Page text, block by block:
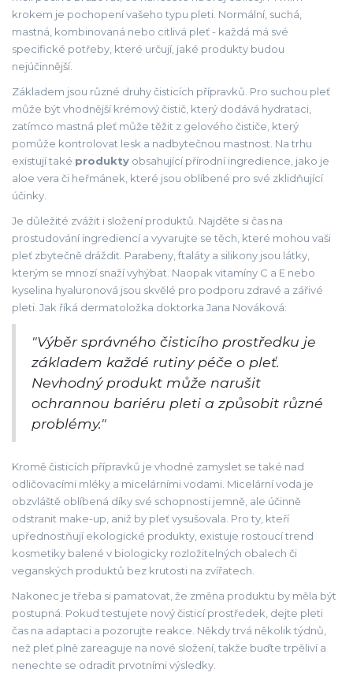
krokem je pochopení vašeho typu pleti. Normální, suchá,
mastná, kombinovaná nebo citlivá pleť - každá má své
specifické potřeby, které určují, jaké produkty budou
nejúčinnější.
Základem jsou různé druhy čisticích přípravků. Pro suchou pleť
může být vhodnější krémový čistič, který dodává hydrataci,
zatímco mastná pleť může těžit z gelového čističe, který
pomůže kontrolovat lesk a nadbytečnou mastnost. Na trhu
existují také produkty obsahující přírodní ingredience, jako je
aloe vera či heřmánek, které jsou oblíbené pro své zklidňující
účinky.
Je důležité zvážit i složení produktů. Najděte si čas na
prostudování ingrediencí a vyvarujte se těch, které mohou vaši
pleť zbytečně dráždit. Parabeny, ftaláty a silikony jsou látky,
kterým se mnozí snaží vyhýbat. Naopak vitamíny C a E nebo
kyselina hyaluronová jsou skvělé pro podporu zdravé a zářivé
pleti. Jak říká dermatoložka doktorka Jana Nováková:
"Výběr správného čisticího prostředku je
základem každé rutiny péče o pleť.
Nevhodný produkt může narušit
ochrannou bariéru pleti a způsobit různé
problémy."
Kromě čisticích přípravků je vhodné zamyslet se také nad
odličovacími mléky a micelárními vodami. Micelární voda je
obzvláště oblíbená díky své schopnosti jemně, ale účinně
odstranit make-up, aniž by pleť vysušovala. Pro ty, kteří
upřednostňují ekologické produkty, existuje rostoucí trend
kosmetiky balené v biologicky rozložitelných obalech či
veganských produktů bez krutosti na zvířatech.
Nakonec je třeba si pamatovat, že změna produktu by měla být
postupná. Pokud testujete nový čisticí prostředek, dejte pleti
čas na adaptaci a pozorujte reakce. Někdy trvá několik týdnů,
než pleť plně zareaguje na nové složení, takže buďte trpěliví a
nenechte se odradit prvotními výsledky.